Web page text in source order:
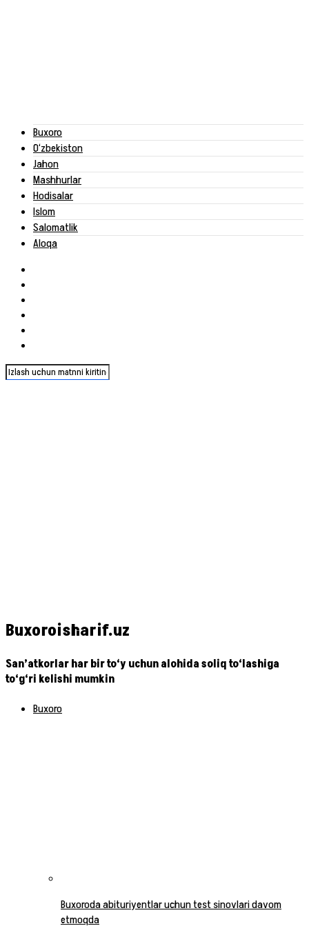
Buxoro
O‘zbekiston
Jahon
Mashhurlar
Hodisalar
Islom
Salomatlik
Aloqa
Buxoroisharif.uz
San’atkorlar har bir to‘y uchun alohida soliq to‘lashiga
to‘g‘ri kelishi mumkin
Buxoro
Buxoroda abituriyentlar uchun test sinovlari davom
etmoqda